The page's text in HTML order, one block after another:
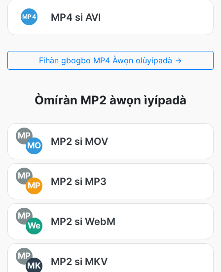
MP4 MP4 si AVI
Fihàn gbogbo MP4 Àwọn olùyípadà →
Òmíràn MP2 àwọn ìyípadà
MP
MO
MP2 si MOV
MP
MP
MP2 si MP3
MP
We
MP2 si WebM
MP
MK
MP2 si MKV